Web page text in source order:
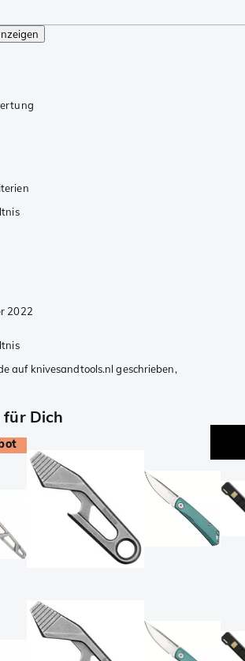
2022
auf knivesandtools.nl geschrieben,
für Dich